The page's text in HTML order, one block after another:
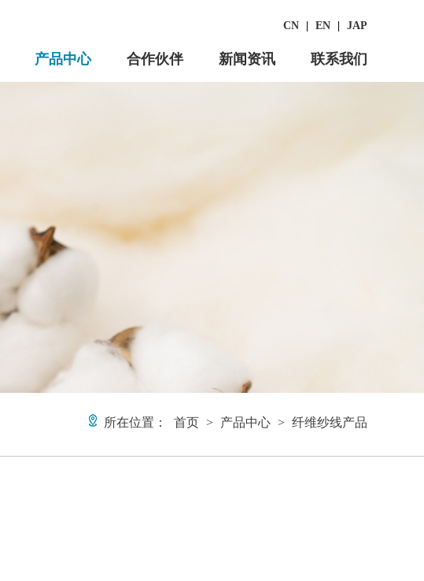
CN EN JAP
产品中心 合作伙伴 新闻资讯 联系我们
所在位置： 首页 > 产品中心 > 纤维纱线产品